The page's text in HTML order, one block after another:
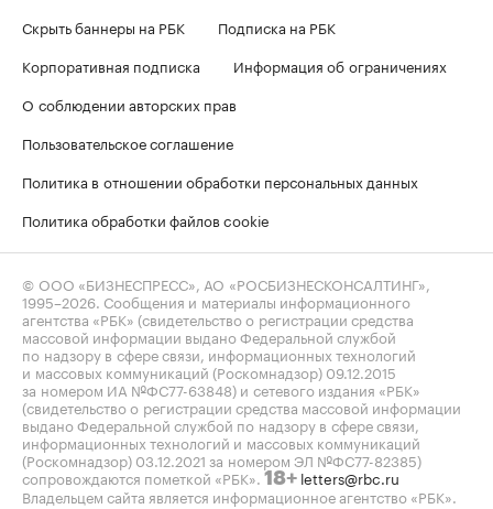
Скрыть баннеры на РБК
Подписка на РБК
Корпоративная подписка
Информация об ограничениях
О соблюдении авторских прав
Пользовательское соглашение
Политика в отношении обработки персональных данных
Политика обработки файлов cookie
© ООО «БИЗНЕСПРЕСС», АО «РОСБИЗНЕСКОНСАЛТИНГ»,
1995–2026 . Сообщения и материалы информационного
агентства «РБК» (свидетельство о регистрации средства
массовой информации выдано Федеральной службой
по надзору в сфере связи, информационных технологий
и массовых коммуникаций (Роскомнадзор) 09.12.2015
за номером ИА №ФС77-63848) и сетевого издания «РБК»
(свидетельство о регистрации средства массовой информации
выдано Федеральной службой по надзору в сфере связи,
информационных технологий и массовых коммуникаций
(Роскомнадзор) 03.12.2021 за номером ЭЛ №ФС77-82385)
сопровождаются пометкой «РБК». 18+ letters@rbc.ru
Владельцем сайта является информационное агентство «РБК».